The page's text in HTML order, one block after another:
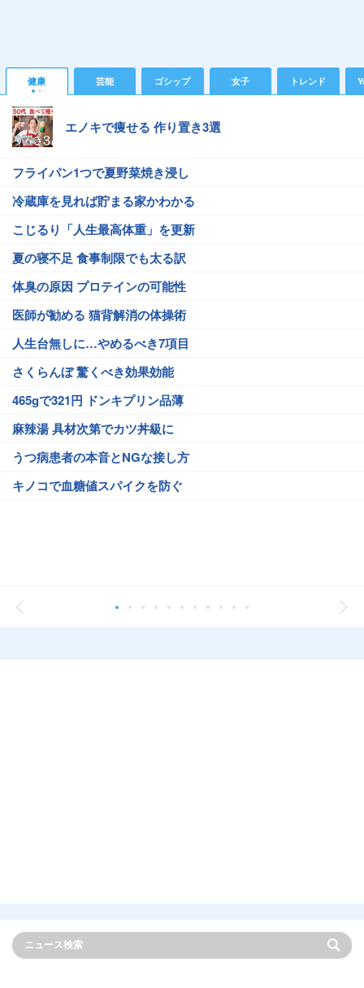
健康 芸能 ゴシップ 女子 トレンド
エノキで痩せる 作り置き3選
フライパン1つで夏野菜焼き浸し
冷蔵庫を見れば貯まる家かわかる
こじるり「人生最高体重」を更新
夏の寝不足 食事制限でも太る訳
体臭の原因 プロテインの可能性
医師が勧める 猫背解消の体操術
人生台無しに…やめるべき7項目
さくらんぼ 驚くべき効果効能
465gで321円 ドンキプリン品薄
麻辣湯 具材次第でカツ丼級に
うつ病患者の本音とNGな接し方
キノコで血糖値スパイクを防ぐ